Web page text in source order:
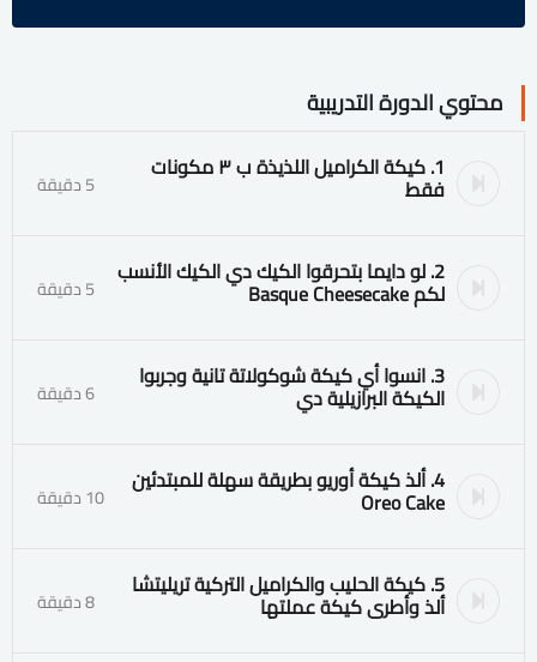
محتوي الدورة التدريبية
1. كيكة الكراميل اللذيذة ب ٣ مكونات
فقط 5 دقيقة
2. لو دايما بتحرقوا الكيك دي الكيك الأنسب
لكم Basque Cheesecake 5 دقيقة
3. انسوا أي كيكة شوكولاتة تانية وجربوا
الكيكة البرازيلية دي 6 دقيقة
4. ألذ كيكة أوريو بطريقة سهلة للمبتدئين
Oreo Cake 10 دقيقة
5. كيكة الحليب والكراميل التركية تريليتشا
ألذ وأطرى كيكة عملتها 8 دقيقة